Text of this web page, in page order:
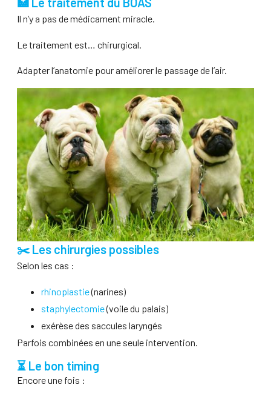
Il n’y a pas de médicament miracle.
Le traitement est… chirurgical.
Adapter l’anatomie pour améliorer le passage de l’air.
✂️ Les chirurgies possibles
Selon les cas :
rhinoplastie(narines)
staphylectomie(voile du palais)
exérèse des saccules laryngés
Parfois combinées en une seule intervention.
⏳ Le bon timing
Encore une fois :